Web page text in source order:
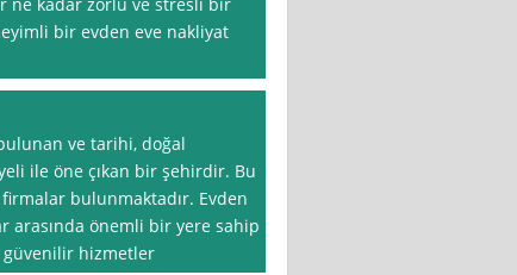
bir evden eve nakliyat
ve tarihi, doğal
ile öne çıkan bir şehirdir. Bu
bulunmaktadır. Evden
arasında önemli bir yere sahip
güvenilir hizmetler